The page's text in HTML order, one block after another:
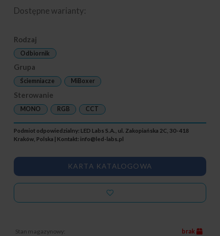
Stan magazynowy: brak
KARTA KATALOGOWA
Dostępne warianty:
Rodzaj
Odbiornik
Grupa
Ściemniacze MiBoxer
Sterowanie
MONO RGB CCT
Podmiot odpowiedzialny: LED Labs S.A., ul. Zakopiańska 2C, 30-418
Kraków, Polska | Kontakt: info@led-labs.pl